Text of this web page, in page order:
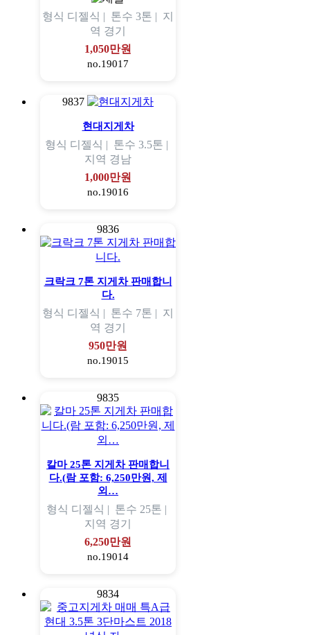
형식 디젤식 | 톤수 3톤 | 지
역 경기
1,050만원
no.19017
9837
현대지게차
형식 디젤식 | 톤수 3.5톤 |
지역 경남
1,000만원
no.19016
9836
크락크 7톤 지게차 판매합니
다.
형식 디젤식 | 톤수 7톤 | 지
역 경기
950만원
no.19015
9835
칼마 25톤 지게차 판매합니
다.(람 포함: 6,250만원, 제
외…
형식 디젤식 | 톤수 25톤 |
지역 경기
6,250만원
no.19014
9834